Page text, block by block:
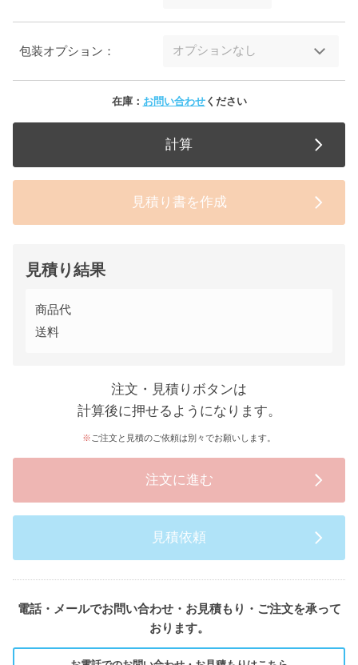
包装オプション：
在庫： お問い合わせください
計算
見積り書を作成
見積り結果
商品代
送料
注文・見積りボタンは
計算後に押せるようになります。
ご注文と見積のご依頼は別々でお願いします。
注文に進む
見積依頼
電話・メールでお問い合わせ・お見積もり・ご注文を承って
おります。